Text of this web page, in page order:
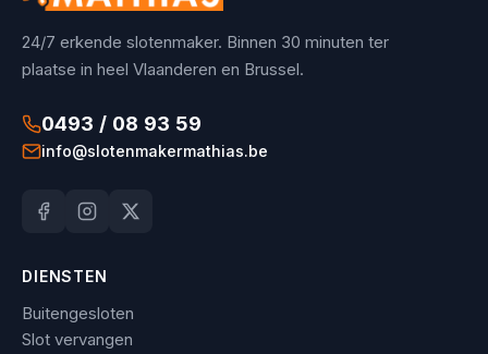
24/7 erkende slotenmaker. Binnen 30 minuten ter
plaatse in heel Vlaanderen en Brussel.
0493 / 08 93 59
info@slotenmakermathias.be
DIENSTEN
Buitengesloten
Slot vervangen